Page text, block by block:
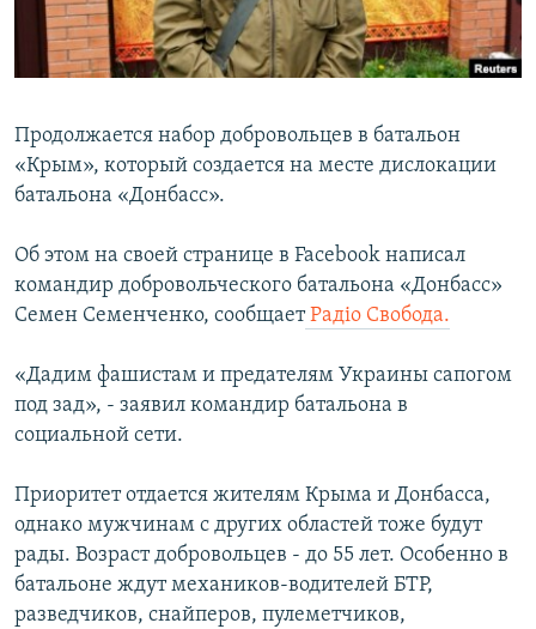
ПОБЕДИТЕЛЕЙ НЕ СУДЯТ?
КРЫМ.НЕПОКОРЕННЫЙ
УКРАИНСКАЯ ПРОБЛЕМА КРЫМА
ПРИСОЕДИНЯЙТЕСЬ!
Все сайты RFE/RL
Продолжается набор добровольцев в батальон
«Крым», который создается на месте дислокации
батальона «Донбасс».
Об этом на своей странице в Facebook написал
командир добровольческого батальона «Донбасс»
Семен Семенченко, сообщаетРадiо Свобода.
«Дадим фашистам и предателям Украины сапогом
под зад», - заявил командир батальона в
социальной сети.
Приоритет отдается жителям Крыма и Донбасса,
однако мужчинам с других областей тоже будут
рады. Возраст добровольцев - до 55 лет. Особенно в
батальоне ждут механиков-водителей БТР,
разведчиков, снайперов, пулеметчиков,